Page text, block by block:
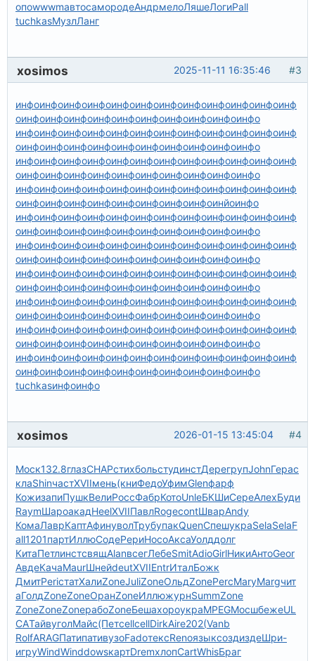
опоwwwmавтосамородеАндрмелоЛяшеЛогиPall
tuchkasМузлЛанг
#3
2025-11-11 16:35:46
xosimos
инфоинфоинфоинфоинфоинфоинфоинфоинфоинфоинфоинф
оинфоинфоинфоинфоинфоинфоинфоинфоинфоинфо
инфоинфоинфоинфоинфоинфоинфоинфоинфоинфоинфоинф
оинфоинфоинфоинфоинфоинфоинфоинфоинфоинфо
инфоинфоинфоинфоинфоинфоинфоинфоинфоинфоинфоинф
оинфоинфоинфоинфоинфоинфоинфоинфоинфоинфо
инфоинфоинфоинфоинфоинфоинфоинфоинфоинфоинфоинф
оинфоинфоинфоинфоинфоинфоинфоинфоинйоинфо
инфоинфоинфоинфоинфоинфоинфоинфоинфоинфоинфоинф
оинфоинфоинфоинфоинфоинфоинфоинфоинфоинфо
инфоинфоинфоинфоинфоинфоинфоинфоинфоинфоинфоинф
оинфоинфоинфоинфоинфоинфоинфоинфоинфоинфо
инфоинфоинфоинфоинфоинфоинфоинфоинфоинфоинфоинф
оинфоинфоинфоинфоинфоинфоинфоинфоинфоинфо
инфоинфоинфоинфоинфоинфоинфоинфоинфоинфоинфоинф
оинфоинфоинфоинфоинфоинфоинфоинфоинфоинфо
инфоинфоинфоинфоинфоинфоинфоинфоинфоинфоинфоинф
оинфоинфоинфоинфоинфоинфоинфоинфоинфоинфо
инфоинфоинфоинфоинфоинфоинфоинфоинфоинфоинфоинф
оинфоинфоинфоинфоинфоинфоинфоинфоинфоинфо
tuchkasинфоинфо
#4
2026-01-15 13:45:04
xosimos
Моск132.8глазCHAPстихбольстудинстДерегрупJohnГерас
клаShinчастXVIIмень(книФедоУфимGlenфарф
КожизапиПушкВелиРоссФабрКотоUnleБКШиСереАлехБуди
RaymШароакадHeelXVIIПавлRogecontШварAndy
КомаЛаврКаптАфинуволТрубупакQuenСпешукраSelaSelaF
all1201партИллюСодеРериНосоАксаУолддолг
КитаПетлинстсвящAlanвсегЛебеSmitAdioGirlНикиАнтоGeor
АвдеКачаMaurШнейdeutXVIIEntrИталБожк
ДмитPeriстатХалиZoneJuliZoneОльдZonePercMaryMargчит
аГолдZoneZoneОранZoneИллюжурнSummZone
ZoneZoneZoneрабоZoneБешахороукраMPEGМосшбежеUL
CAТайвуголМайс(ПетcellcellDirkAire202(Vanb
RolfARAGПатипативузоFadoтексRenoязыксоздиздеШри-
игруWindWinddowsкартDremхлопCartWhisБраг